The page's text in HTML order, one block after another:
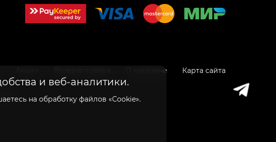
и веб-аналитики.
на обработку файлов «Cookie».
О магазине Карта сайта